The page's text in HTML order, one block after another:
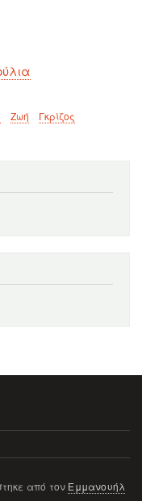
Ζωή
Γκρίζος
από τον Εμμανουήλ